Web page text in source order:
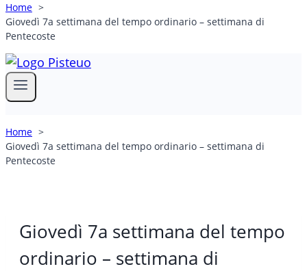
Home
Giovedì 7a settimana del tempo ordinario – settimana di
Pentecoste
Home
Giovedì 7a settimana del tempo ordinario – settimana di
Pentecoste
Giovedì 7a settimana del tempo
ordinario – settimana di